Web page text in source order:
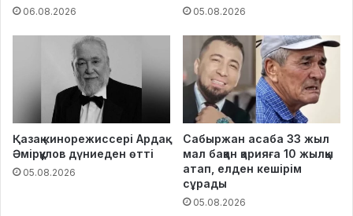
06.08.2026 05.08.2026
Қазақ кинорежиссері Ардақ
Әмірқұлов дүниеден өтті
05.08.2026
Сабыржан асаба 33 жыл
мал баққан қарияға 10 жылқы
атап, елден кешірім
сұрады
05.08.2026